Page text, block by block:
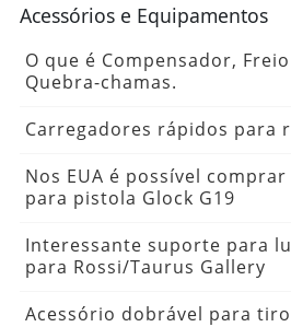
Acessórios e Equipamentos
O que é Compensador,
Quebra-chamas.
Carregadores rápidos para
Nos EUA é possível
para pistola Glock G19
Interessante suporte para
para Rossi/Taurus Gallery
Acessório dobrável para